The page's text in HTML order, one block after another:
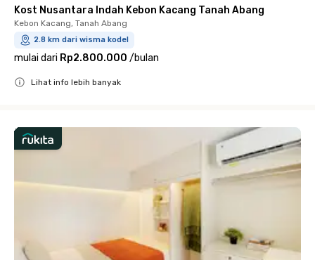
Kost Nusantara Indah Kebon Kacang Tanah Abang
Kebon Kacang, Tanah Abang
2.8 km dari wisma kodel
mulai dari Rp2.800.000 /bulan
Lihat info lebih banyak